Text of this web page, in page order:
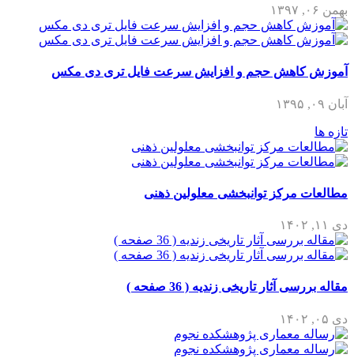
بهمن ۰۶, ۱۳۹۷
آموزش کاهش حجم و افزایش سرعت فایل تری دی مکس
آبان ۰۹, ۱۳۹۵
تازه ها
مطالعات مرکز توانبخشی معلولین ذهنی
دی ۱۱, ۱۴۰۲
مقاله بررسی آثار تاریخی زندیه ( 36 صفحه )
دی ۰۵, ۱۴۰۲